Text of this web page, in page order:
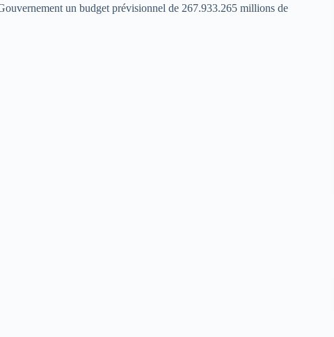
un budget prévisionnel de 267.933.265 millions de